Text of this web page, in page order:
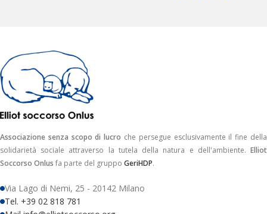
Associazione senza scopo di lucro che persegue esclusivamente il fine della
solidarietà sociale attraverso la tutela della natura e dell'ambiente. Elliot
Soccorso Onlus fa parte del gruppo GeriHDP.
Via Lago di Nemi, 25 - 20142 Milano
Tel. +39 02 818 781